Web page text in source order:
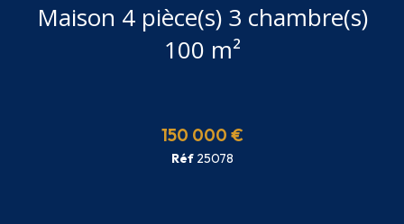
Maison 4 pièce(s) 3 chambre(s)
100 m²
150 000 €
Réf 25078